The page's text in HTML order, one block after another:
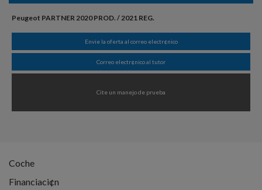
Peugeot PARTNER 2020 PROD. / 2021 REG.
Envie la oferta al correo electr¢nico
Correo electr¢nico al tutor
Cite un manejo de prueba
Coche
Financiaci¢n